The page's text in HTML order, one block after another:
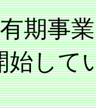
期事
始して